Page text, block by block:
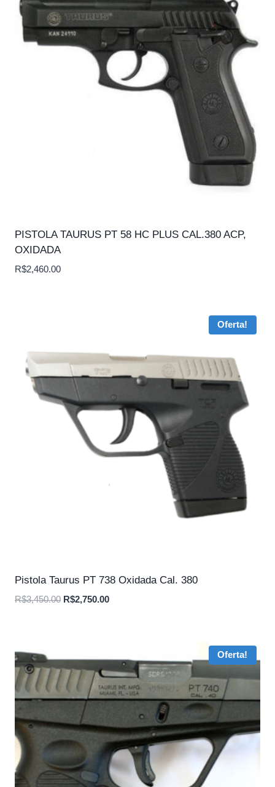
PISTOLA TAURUS PT 58 HC PLUS CAL.380 ACP,
OXIDADA
R$2,460.00
Oferta!
Pistola Taurus PT 738 Oxidada Cal. 380
R$3,450.00 O
R$2,750.00O
Oferta!